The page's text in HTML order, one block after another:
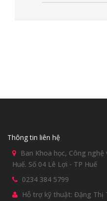
Thông tin liên hệ
Ban Khoa học, Công
Huế. Số 04 Lê Lợi - TP Huế
0234 384 5799
Hỗ trợ kỹ thuật: Đặng Thị